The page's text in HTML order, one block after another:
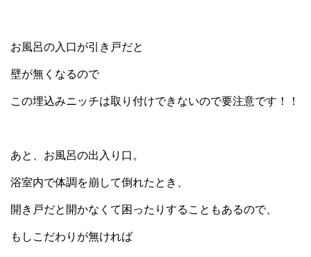
お風呂の入口が引き戸だと
壁が無くなるので
この埋込みニッチは取り付けできないので要注意です！！
あと、お風呂の出入り口。
浴室内で体調を崩して倒れたとき、
開き戸だと開かなくて困ったりすることもあるので、
もしこだわりが無ければ